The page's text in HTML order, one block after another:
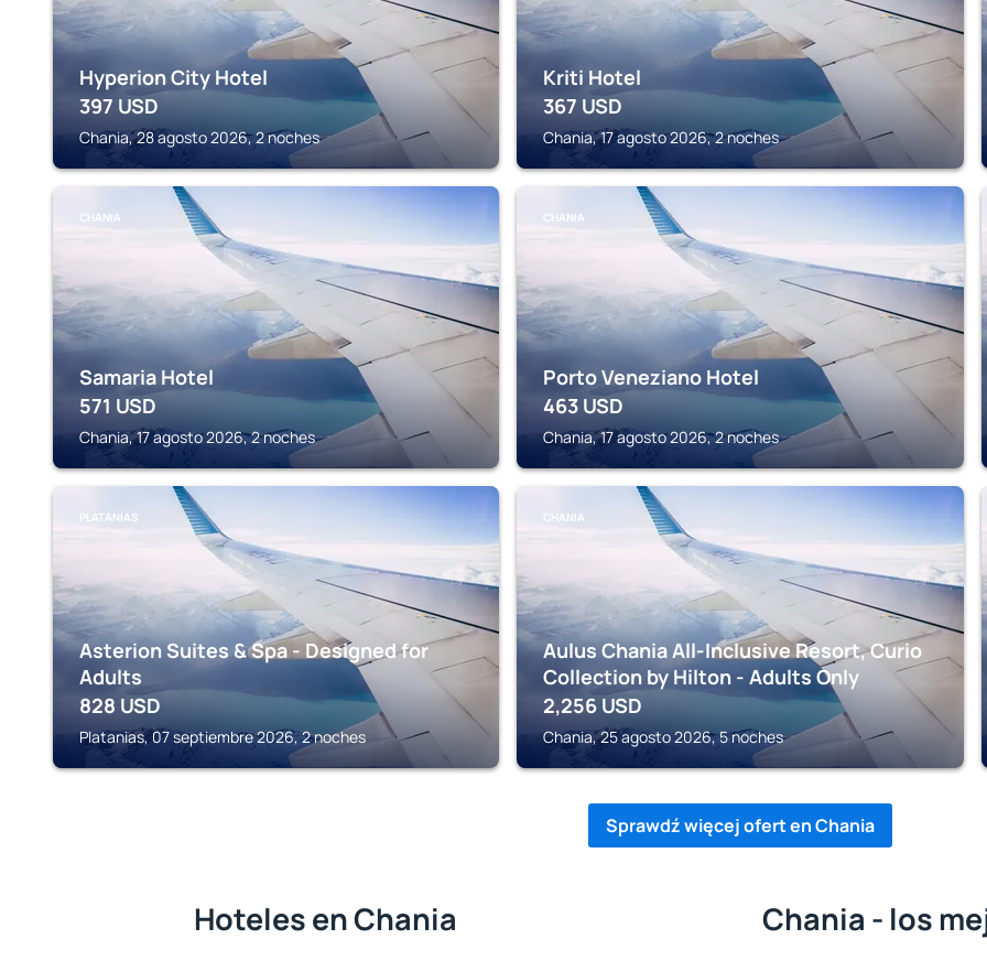
Hyperion City Hotel
397 USD
Chania, 28 agosto 2026, 2 noches
Kriti Hotel
367 USD
Chania, 17 agosto 2026, 2 noches
CHANIA
Samaria Hotel
571 USD
Chania, 17 agosto 2026, 2 noches
CHANIA
Porto Veneziano Hotel
463 USD
Chania, 17 agosto 2026, 2 noches
PLATANIAS
Asterion Suites & Spa - Designed for
Adults
828 USD
Platanias, 07 septiembre 2026, 2 noches
CHANIA
Aulus Chania All-Inclusive Resort, Curio
Collection by Hilton - Adults Only
2,256 USD
Chania, 25 agosto 2026, 5 noches
Sprawdź więcej ofert en Chania
Hoteles en Chania Chania - los